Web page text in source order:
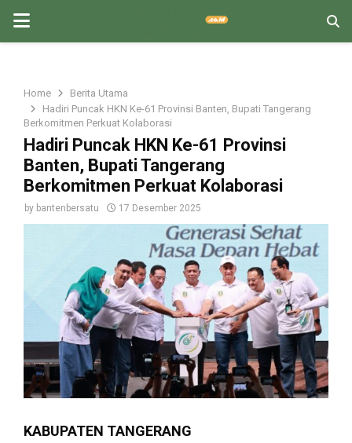
PRIMARY
Home
Berita Utama
Hadiri Puncak HKN Ke-61 Provinsi Banten, Bupati Tangerang
Berkomitmen Perkuat Kolaborasi
Hadiri Puncak HKN Ke-61 Provinsi
Banten, Bupati Tangerang
Berkomitmen Perkuat Kolaborasi
by bantenbersatu 17 Desember 2025
KABUPATEN TANGERANG